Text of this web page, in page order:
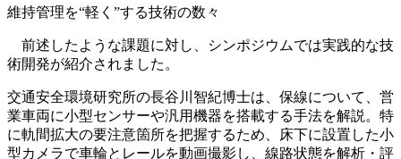
維持管理を“軽く”する技術の数々
前述したような課題に対し、シンポジウムでは実践的な技
術開発が紹介されました。
交通安全環境研究所の長谷川智紀博士は、保線について、営
業車両に小型センサーや汎用機器を搭載する手法を解説。特
に軌間拡大の要注意箇所を把握するため、床下に設置した小
型カメラで車輪とレールを動画撮影し、線路状態を解析・評